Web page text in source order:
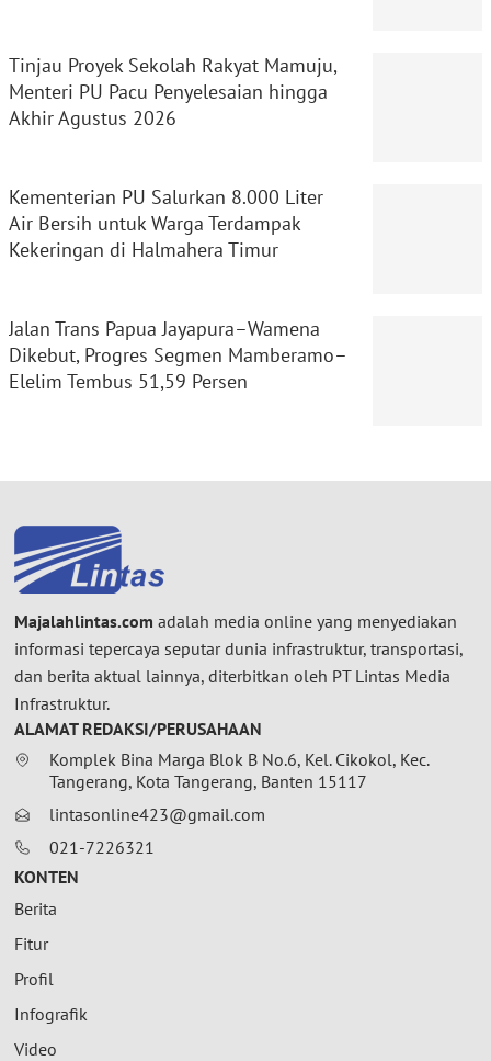
Tinjau Proyek Sekolah Rakyat Mamuju,
Menteri PU Pacu Penyelesaian hingga
Akhir Agustus 2026
Kementerian PU Salurkan 8.000 Liter
Air Bersih untuk Warga Terdampak
Kekeringan di Halmahera Timur
Jalan Trans Papua Jayapura–Wamena
Dikebut, Progres Segmen Mamberamo–
Elelim Tembus 51,59 Persen
Majalahlintas.com adalah media online yang menyediakan
informasi tepercaya seputar dunia infrastruktur, transportasi,
dan berita aktual lainnya, diterbitkan oleh PT Lintas Media
Infrastruktur.
ALAMAT REDAKSI/PERUSAHAAN
Komplek Bina Marga Blok B No.6, Kel. Cikokol, Kec.
Tangerang, Kota Tangerang, Banten 15117
lintasonline423@gmail.com
021-7226321
KONTEN
Berita
Fitur
Profil
Infografik
Video